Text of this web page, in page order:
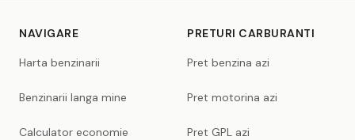
NAVIGARE
Harta benzinarii
Benzinarii langa mine
Calculator economie
PRETURI CARBURANTI
Pret benzina azi
Pret motorina azi
Pret GPL azi